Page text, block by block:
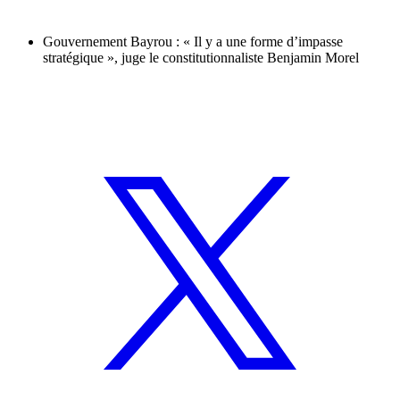
Gouvernement Bayrou : « Il y a une forme d’impasse
stratégique », juge le constitutionnaliste Benjamin Morel